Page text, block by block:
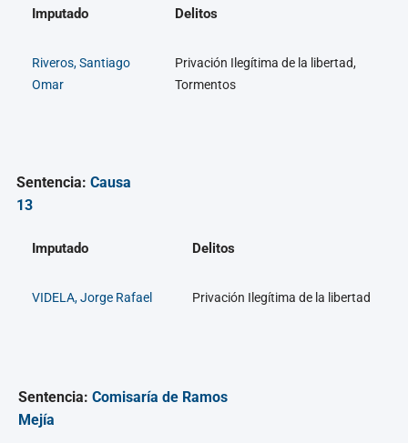
Imputado Delitos
Riveros, Santiago
Omar
Privación Ilegítima de la libertad,
Tormentos
Sentencia: Causa
13
Imputado Delitos
VIDELA, Jorge Rafael Privación Ilegítima de la libertad
Sentencia:Comisaría de Ramos
Mejía